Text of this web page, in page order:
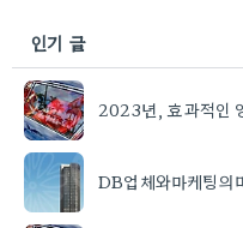
인기 글
2023년, 효과적인
DB업체와마케팅의